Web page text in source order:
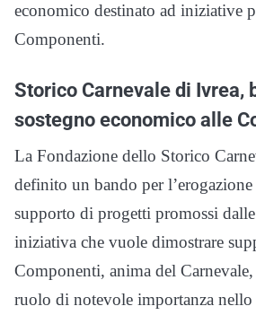
economico destinato ad iniziative
Componenti.
Storico Carnevale di Ivrea,
sostegno economico alle
La Fondazione dello Storico
definito un bando per
supporto di progetti promossi
iniziativa che vuole dimostrare
Componenti, anima del
ruolo di notevole importanza